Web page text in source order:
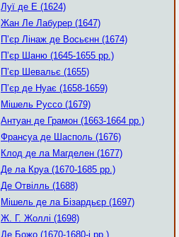
Луї де Е (1624)
Жан Ле Лабурер (1647)
П’єр Лінаж де Восьєнн (1674)
П’єр Шаню (1645-1655 рр.)
П’єр Шевальє (1655)
П’єр де Нуає (1658-1659)
Мішель Руссо (1679)
Антуан де Грамон (1663-1664 рр.)
Франсуа де Шасполь (1676)
Клод де ла Магделен (1677)
Де ла Круа (1670-1685 рр.)
Де Отвілль (1688)
Мішель де ла Бізардьєр (1697)
Ж. Г. Жоллі (1698)
Де Божо (1670-1680-і рр.)